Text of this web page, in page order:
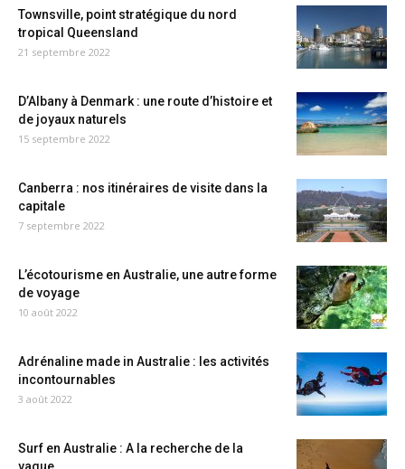
Townsville, point stratégique du nord
tropical Queensland
21 septembre 2022
D’Albany à Denmark : une route d’histoire et
de joyaux naturels
15 septembre 2022
Canberra : nos itinéraires de visite dans la
capitale
7 septembre 2022
L’écotourisme en Australie, une autre forme
de voyage
10 août 2022
Adrénaline made in Australie : les activités
incontournables
3 août 2022
Surf en Australie : A la recherche de la